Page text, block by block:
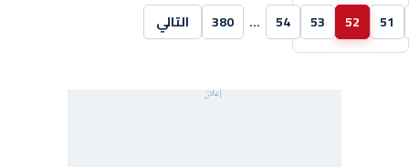
51
52
53
54
…
380 التالي